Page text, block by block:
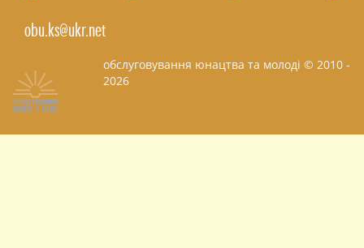
obu.ks@ukr.net
обслуговування юнацтва та молоді © 2010 -
2026